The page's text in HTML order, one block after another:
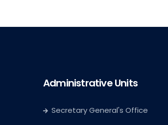
Administrative Units
Secretary General's Office